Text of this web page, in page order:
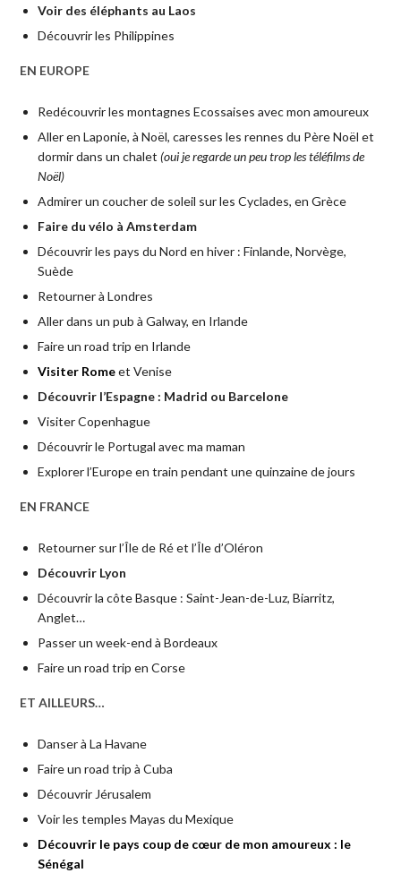
Voir des éléphants au Laos
Découvrir les Philippines
EN EUROPE
Redécouvrir les montagnes Ecossaises avec mon amoureux
Aller en Laponie, à Noël, caresses les rennes du Père Noël et
dormir dans un chalet (oui je regarde un peu trop les téléfilms de
Noël)
Admirer un coucher de soleil sur les Cyclades, en Grèce
Faire du vélo à Amsterdam
Découvrir les pays du Nord en hiver : Finlande, Norvège,
Suède
Retourner à Londres
Aller dans un pub à Galway, en Irlande
Faire un road trip en Irlande
Visiter Romeet Venise
Découvrir l’Espagne : Madrid ou Barcelone
Visiter Copenhague
Découvrir le Portugal avec ma maman
Explorer l’Europe en train pendant une quinzaine de jours
EN FRANCE
Retourner sur l’Île de Ré et l’Île d’Oléron
Découvrir Lyon
Découvrir la côte Basque : Saint-Jean-de-Luz, Biarritz,
Anglet…
Passer un week-end à Bordeaux
Faire un road trip en Corse
ET AILLEURS…
Danser à La Havane
Faire un road trip à Cuba
Découvrir Jérusalem
Voir les temples Mayas du Mexique
Découvrir le pays coup de cœur de mon amoureux : le
Sénégal